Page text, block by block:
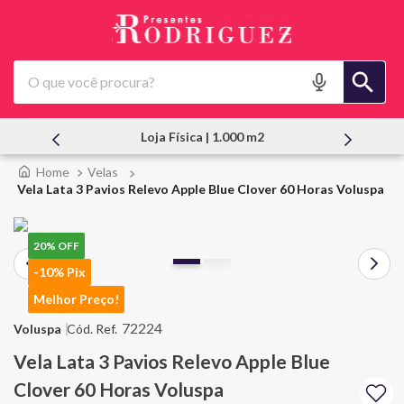
O que você procura?
Atendimento Pessoal
Velas
Vela Lata 3 Pavios Relevo Apple Blue Clover 60 Horas Voluspa
20% OFF
-10% Pix
Melhor Preço!
72224
Voluspa
Vela Lata 3 Pavios Relevo Apple Blue
Clover 60 Horas Voluspa